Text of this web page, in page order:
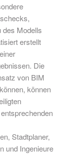
des Modells
erstellt
Die
von BIM
können
Stadtplaner,
und Ingenieure